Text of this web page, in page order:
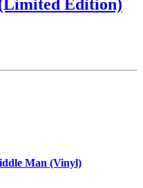
Edition)
Man (Vinyl)